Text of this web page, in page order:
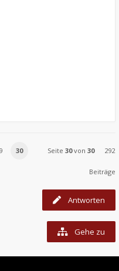
30 Seite 30von 30 292
Beiträge
Antworten
Gehe zu